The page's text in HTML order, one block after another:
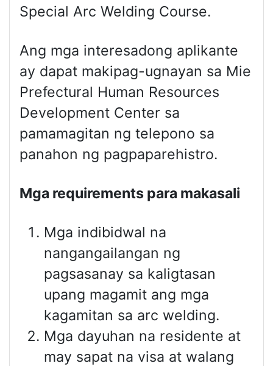
Special Arc Welding Course.
Ang mga interesadong aplikante
ay dapat makipag-ugnayan sa Mie
Prefectural Human Resources
Development Center sa
pamamagitan ng telepono sa
panahon ng pagpaparehistro.
Mga requirements para makasali
Mga indibidwal na
nangangailangan ng
pagsasanay sa kaligtasan
upang magamit ang mga
kagamitan sa arc welding.
Mga dayuhan na residente at
may sapat na visa at walang